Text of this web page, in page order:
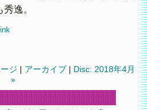
逸。
ジ アーカイブ
Disc: 2018年4月
»